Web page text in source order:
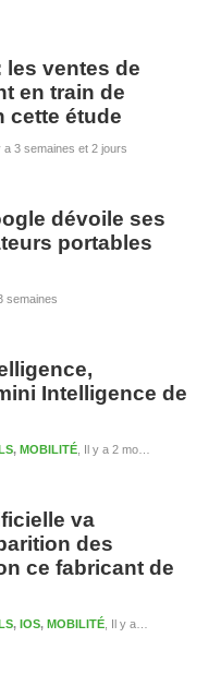
les ventes de
en train de
cette étude
a 3 semaines et 2 jours
dévoile ses
portables
semaines
Intelligence de
Il y a 2 mois et 3 semaines
, MOBILITÉ
va
des
ce fabricant de
Il y a 4 mois et 2 semaines
, IOS, MOBILITÉ